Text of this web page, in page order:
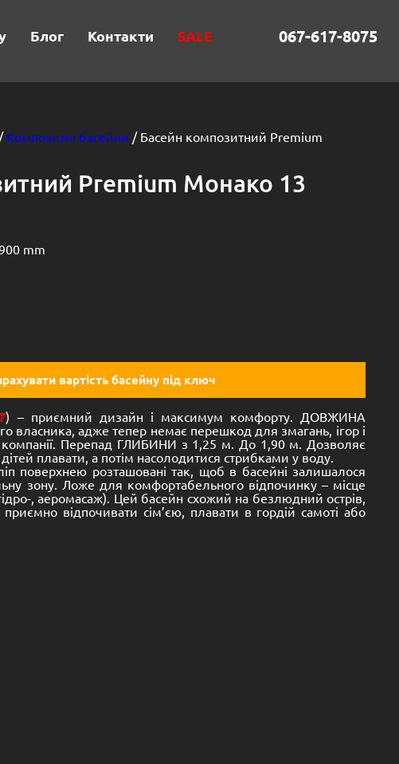
Блог Контакти SALE 067-617-8075
/ Композитні басейни / Басейн композитний Premium
Premium Монако 13
mm
вартість басейну під ключ
) – приємний дизайн і максимум комфорту. ДОВЖИНА
власника, адже тепер немає перешкод для змагань, ігор і
Перепад ГЛИБИНИ з 1,25 м. До 1,90 м. Дозволяє
плавати, а потім насолодитися стрибками у воду.
поверхнею розташовані так, щоб в басейні залишалося
зону. Ложе для комфортабельного відпочинку – місце
, аеромасаж). Цей басейн схожий на безлюдний острів,
відпочивати сім’єю, плавати в гордій самоті або